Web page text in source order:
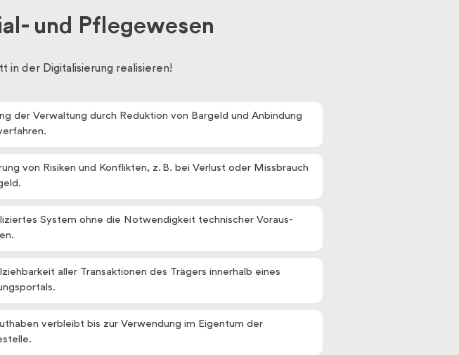
und Pflegewesen
in der Digitalisierung realisieren!
der Verwaltung durch Reduktion von Bargeld und Anbindung
von Risiken und Konflikten, z. B. bei Verlust oder Missbrauch
System ohne die Not­wendig­keit technischer Voraus­
aller Transaktionen des Trägers innerhalb eines
verbleibt bis zur Verwendung im Eigentum der